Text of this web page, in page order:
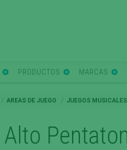
PRODUCTOS MARCAS
AREAS DE JUEGO JUEGOS MUSICALES
Alto